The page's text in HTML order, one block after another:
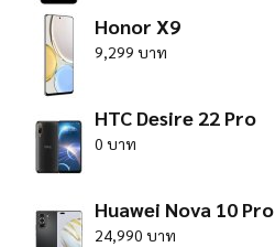
Honor X9
9,299 บาท
HTC Desire 22 Pro
0 บาท
Huawei Nova 10 Pro
24,990 บาท